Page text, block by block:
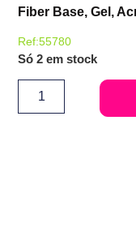
Fiber Base, Gel,
Ref:55780
Só 2 em stock